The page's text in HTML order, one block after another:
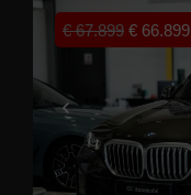
€67.899 € 66.899